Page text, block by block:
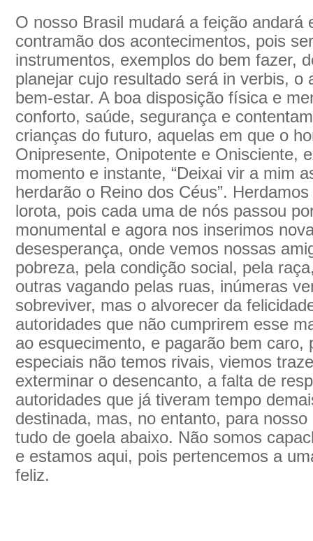
O nosso Brasil mudará a feição andará
contramão dos acontecimentos, pois
instrumentos, exemplos do bem fazer,
planejar cujo resultado será in verbis, o
bem-estar. A boa disposição física e
conforto, saúde, segurança e
crianças do futuro, aquelas em que o
Onipresente, Onipotente e Onisciente,
momento e instante, “Deixai vir a mim
herdarão o Reino dos Céus”.
lorota, pois cada uma de nós passou
monumental e agora nos inserimos
desesperança, onde vemos nossas
pobreza, pela condição social, pela
outras vagando pelas ruas, inúmeras
sobreviver, mas o alvorecer da
autoridades que não cumprirem esse
ao esquecimento, e pagarão bem caro,
especiais não temos rivais, viemos
exterminar o desencanto, a falta de
autoridades que já tiveram tempo
destinada, mas, no entanto, para
tudo de goela abaixo. Não somos
e estamos aqui, pois pertencemos a
feliz.